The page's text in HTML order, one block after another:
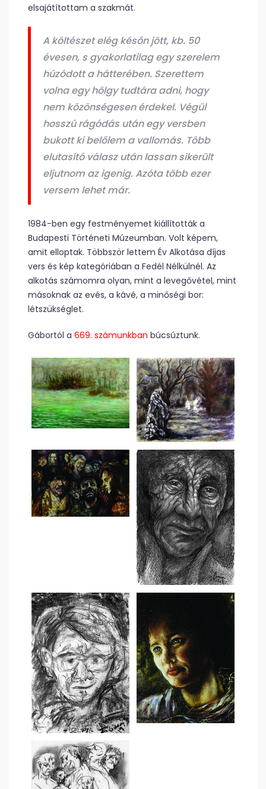
elsajátítottam a szakmát.
A költészet elég későn jött, kb. 50
évesen, s gyakorlatilag egy szerelem
húzódott a hátterében. Szerettem
volna egy hölgy tudtára adni, hogy
nem közönségesen érdekel. Végül
hosszú rágódás után egy versben
bukott ki belőlem a vallomás. Több
elutasító válasz után lassan sikerült
eljutnom az igenig. Azóta több ezer
versem lehet már.
1984-ben egy festményemet kiállították a
Budapesti Történeti Múzeumban. Volt képem,
amit elloptak. Többször lettem Év Alkotása díjas
vers és kép kategóriában a Fedél Nélkülnél. Az
alkotás számomra o­­lyan, mint a levegővétel, mint
másoknak az evés, a kávé, a minőségi bor:
létszükséglet.
Gábortól a 669. számunkban búcsúztunk.